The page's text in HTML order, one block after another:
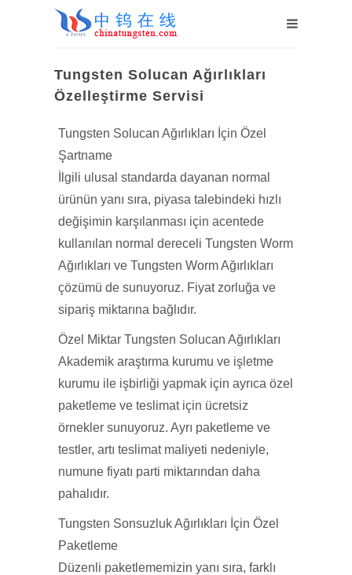
Tungsten Solucan Ağırlıkları
Özelleştirme Servisi
Tungsten Solucan Ağırlıkları İçin Özel
Şartname
İlgili ulusal standarda dayanan normal
ürünün yanı sıra, piyasa talebindeki hızlı
değişimin karşılanması için acentede
kullanılan normal dereceli Tungsten Worm
Ağırlıkları ve Tungsten Worm Ağırlıkları
çözümü de sunuyoruz. Fiyat zorluğa ve
sipariş miktarına bağlıdır.
Özel Miktar Tungsten Solucan Ağırlıkları
Akademik araştırma kurumu ve işletme
kurumu ile işbirliği yapmak için ayrıca özel
paketleme ve teslimat için ücretsiz
örnekler sunuyoruz. Ayrı paketleme ve
testler, artı teslimat maliyeti nedeniyle,
numune fiyatı parti miktarından daha
pahalıdır.
Tungsten Sonsuzluk Ağırlıkları İçin Özel
Paketleme
Düzenli paketlememizin yanı sıra, farklı